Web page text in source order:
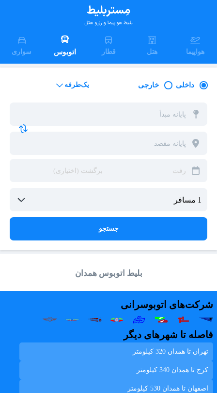
هواپیما هتل قطار اتوبوس سواری
داخلی خارجی یک‌طرفه
جستجو
بلیط اتوبوس همدان
شرکت‌های اتوبوسرانی
فاصله تا شهرهای دیگر
تهران تا همدان 320 کیلومتر
کرج تا همدان 340 کیلومتر
اصفهان تا همدان 530 کیلومتر